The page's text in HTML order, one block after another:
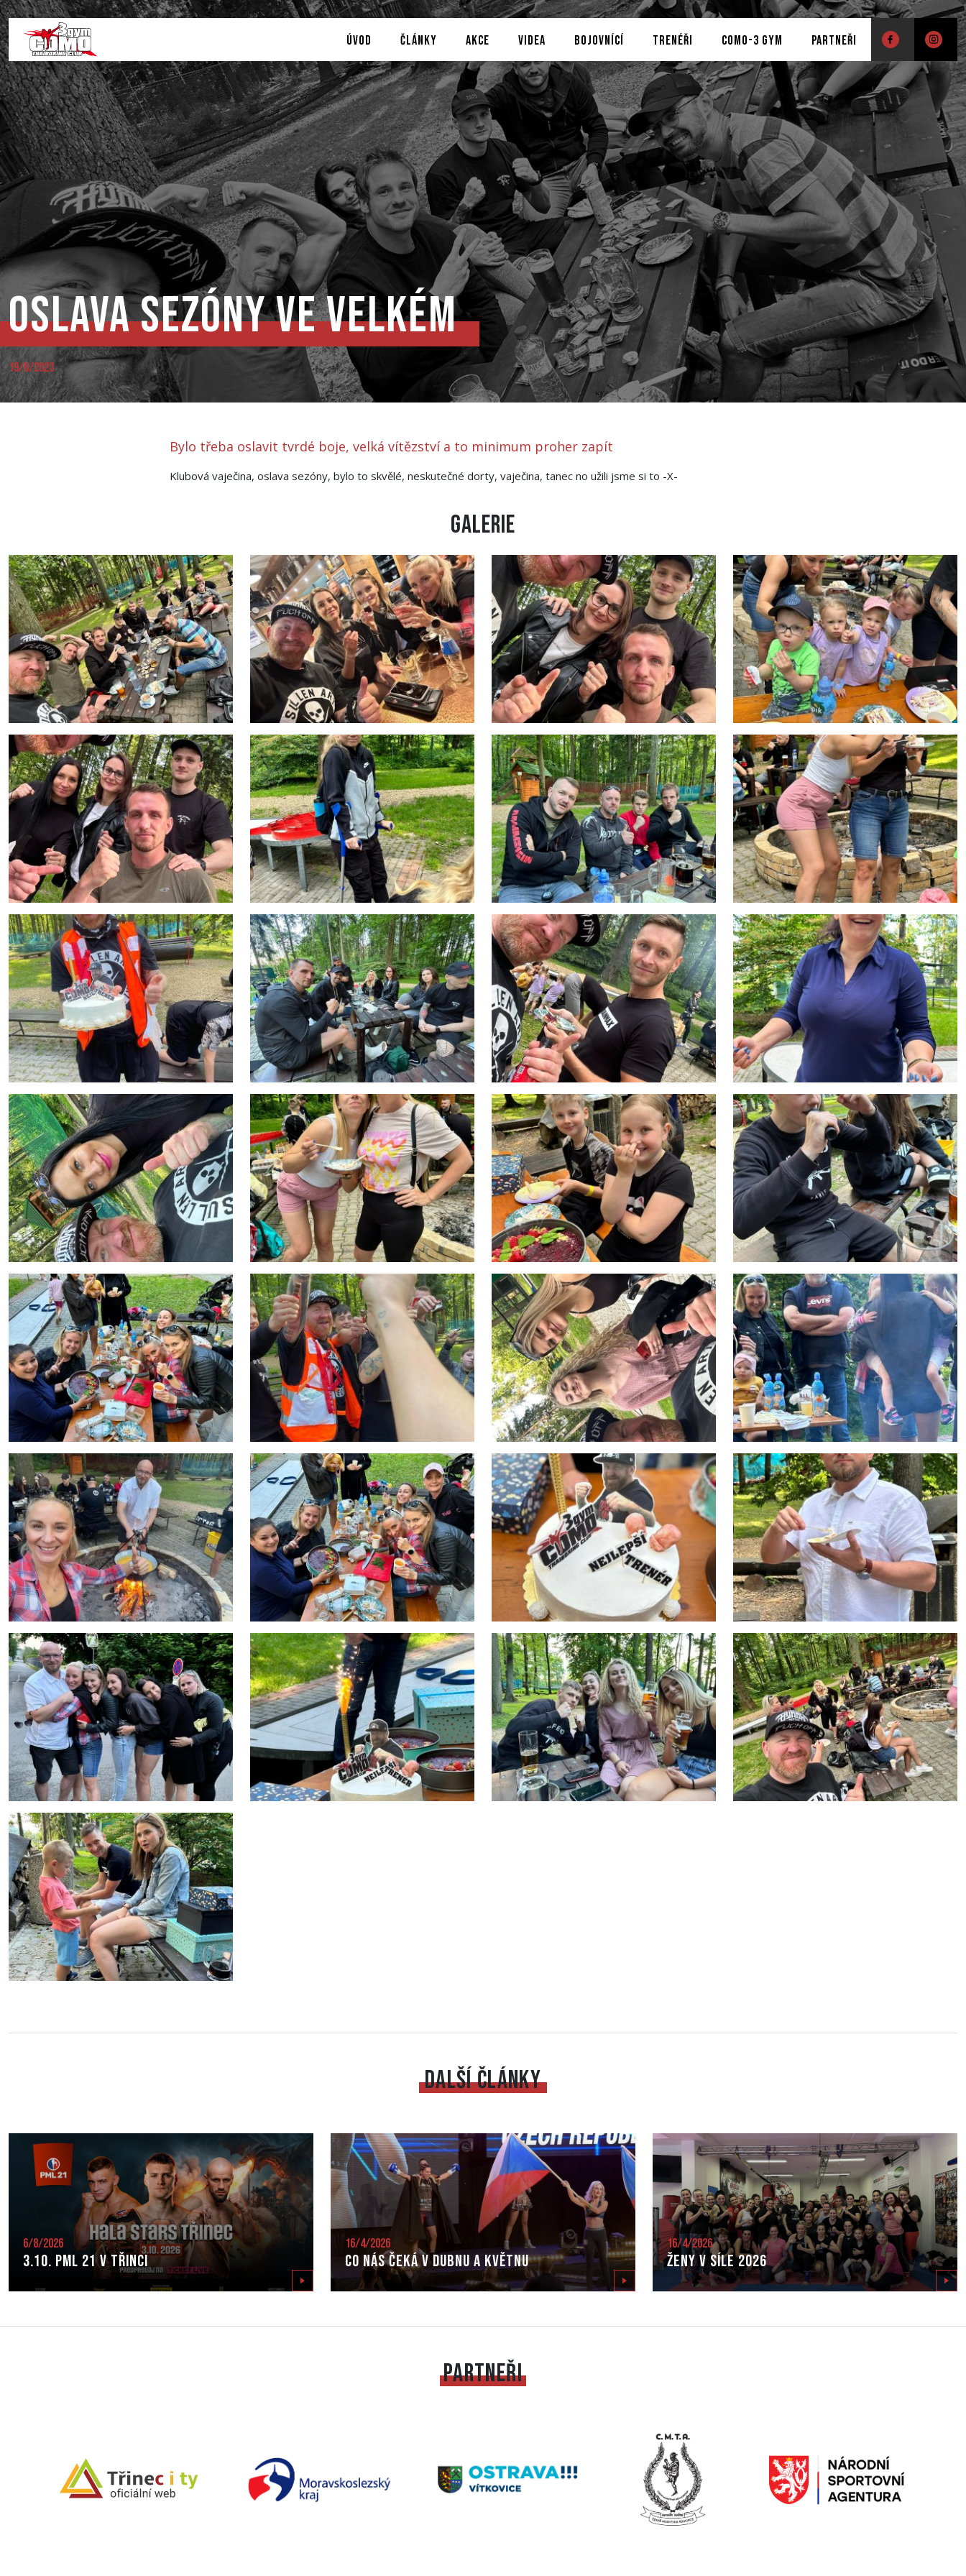
ÚVOD ČLÁNKY AKCE VIDEA BOJOVNÍCÍ TRENÉŘI COMO-3 GYM PARTNEŘI
Oslava sezóny ve velkém
19/6/2023
Bylo třeba oslavit tvrdé boje, velká vítězství a to minimum proher zapít
Klubová vaječina, oslava sezóny, bylo to skvělé, neskutečné dorty, vaječina, tanec no užili jsme si to -X-
Galerie
DALŠÍ ČLÁNKY
6/8/2026
3.10. PML 21 v Třinci
16/4/2026
Co nás čeká v dubnu a květnu
Zobrazit
16/4/2026
Ženy v síle 2026
Zobrazit
PARTNEŘI